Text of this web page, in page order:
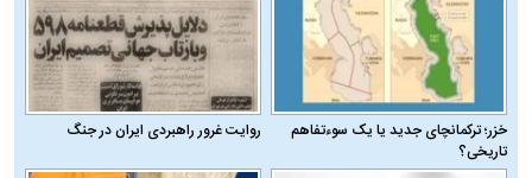
خزر؛ ترکمانچای جدید یا یک سوءتفاهم
تاریخی؟
روایت غرور راهبردی ایران در جنگ